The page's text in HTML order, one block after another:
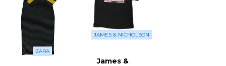
ZARA
JAMES & NICHOLSON
James &